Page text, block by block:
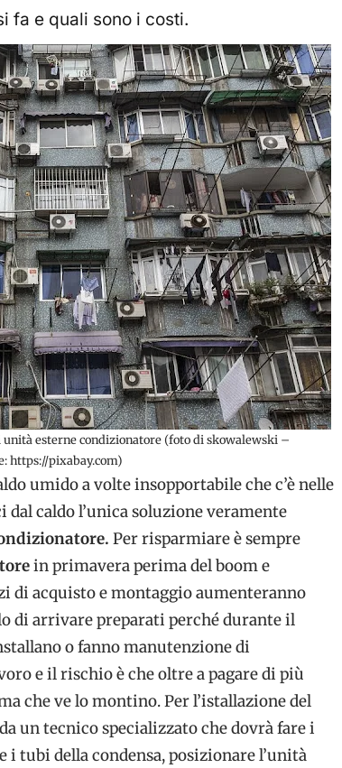
fa e quali sono i costi.
esterne condizionatore (foto di skowalewski –
https://pixabay.com)
umido a volte insopportabile che c’è nelle
caldo l’unica soluzione veramente
Per risparmiare è sempre
in primavera perima del boom e
di acquisto e montaggio aumenteranno
di arrivare preparati perché durante il
o fanno manutenzione di
e il rischio è che oltre a pagare di più
che ve lo montino. Per l’istallazione del
un tecnico specializzato che dovrà fare i
tubi della condensa, posizionare l’unità